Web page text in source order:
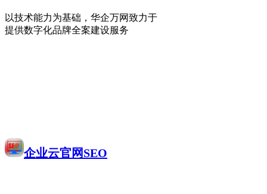
以技术能力为基础，华企万网致力于
提供数字化品牌全案建设服务
企业云官网SEO